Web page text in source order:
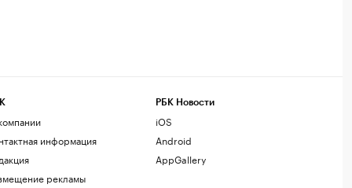
информация
рекламы
РБК Новости
iOS
Android
AppGallery